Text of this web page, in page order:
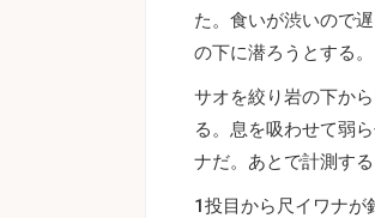
た。食いが渋いので
の下に潜ろうとする。
サオを絞り岩の下か
る。息を吸わせて弱
ナだ。あとで計測す
1投目から尺イワナが